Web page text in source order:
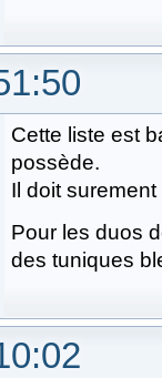
Cette liste est
possède.
Il doit
Pour les duos
des tuniques